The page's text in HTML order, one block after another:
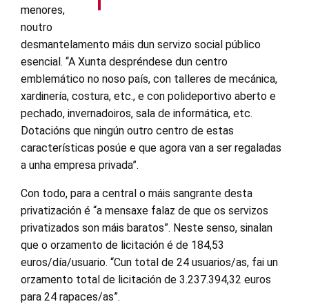
menores,
noutro
desmantelamento máis dun servizo social público
esencial. “A Xunta despréndese dun centro
emblemático no noso país, con talleres de mecánica,
xardinería, costura, etc., e con polideportivo aberto e
pechado, invernadoiros, sala de informática, etc.
Dotacións que ningún outro centro de estas
características posúe e que agora van a ser regaladas
a unha empresa privada”.
Con todo, para a central o máis sangrante desta
privatización é “a mensaxe falaz de que os servizos
privatizados son máis baratos”. Neste senso, sinalan
que o orzamento de licitación é de 184,53
euros/día/usuario. “Cun total de 24 usuarios/as, fai un
orzamento total de licitación de 3.237.394,32 euros
para 24 rapaces/as”.